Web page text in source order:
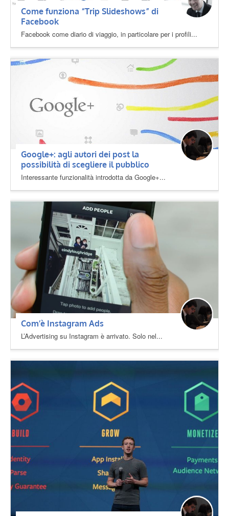
Come funziona “Trip Slideshows” di
Facebook
Facebook come diario di viaggio, in particolare per i profili...
Google+: agli autori dei post la
possibilità di scegliere il pubblico
Interessante funzionalità introdotta da Google+...
Com’è Instagram Ads
L’Advertising su Instagram è arrivato. Solo nel...